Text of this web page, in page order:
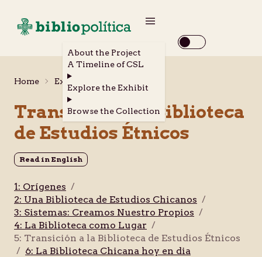
About the Project
A Timeline of CSL
Explore the Exhibit
Browse the Collection
Home Explora la Exhibición
Transición a la Biblioteca
de Estudios Étnicos
Read in English
1: Orígenes /
2: Una Biblioteca de Estudios Chicanos /
3: Sistemas: Creamos Nuestro Propios /
4: La Biblioteca como Lugar /
5: Transición a la Biblioteca de Estudios Étnicos
/ 6: La Biblioteca Chicana hoy en dia